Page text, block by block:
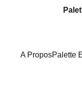
A ProposPalette